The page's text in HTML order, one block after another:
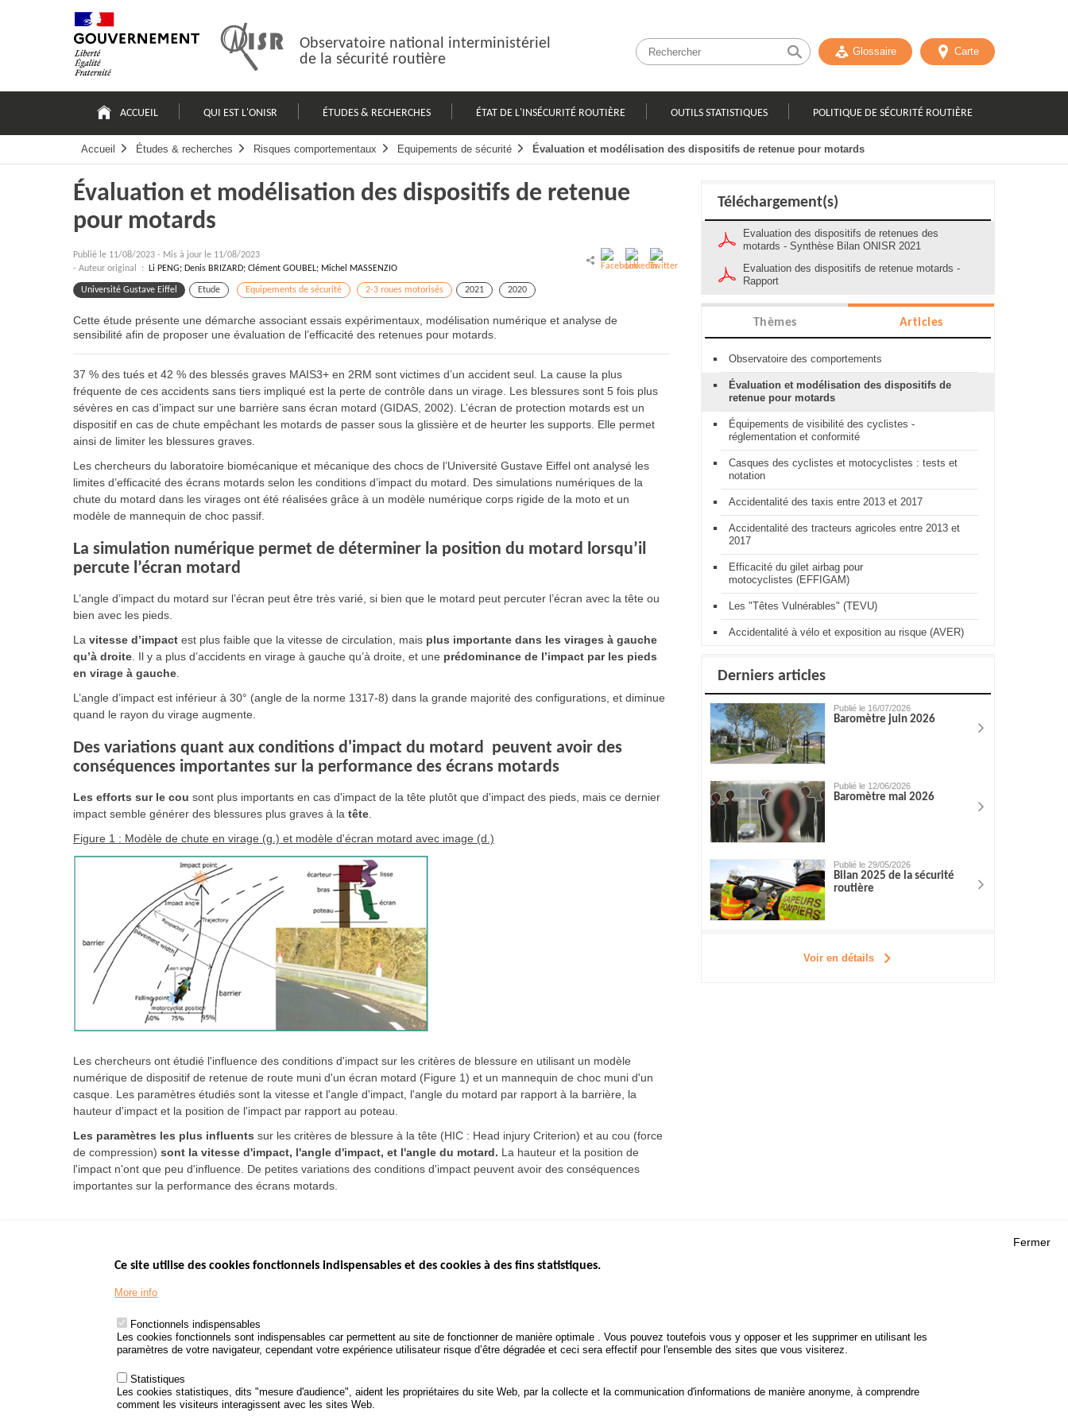
Observatoire national interministériel
de la sécurité routière
Glossaire Carte
principale
ACCUEIL QUI EST L'ONISR ÉTUDES & RECHERCHES ÉTAT DE L'INSÉCURITÉ ROUTIÈRE OUTILS STATISTIQUES POLITIQUE DE SÉCURITÉ ROUTIÈRE
Accueil Études & recherches Risques comportementaux Equipements de sécurité Évaluation et modélisation des dispositifs de retenue pour motards
Évaluation et modélisation des dispositifs de retenue
pour motards
Publié le 11/08/2023 - Mis à jour le 11/08/2023
- Auteur original : Li PENG; Denis BRIZARD; Clément GOUBEL; Michel MASSENZIO
Université Gustave Eiffel Etude Equipements de sécurité 2-3 roues motorisés 2021 2020
Cette étude présente une démarche associant essais expérimentaux, modélisation numérique et analyse de
sensibilité afin de proposer une évaluation de l’efficacité des retenues pour motards.
37 % des tués et 42 % des blessés graves MAIS3+ en 2RM sont victimes d’un accident seul. La cause la plus
fréquente de ces accidents sans tiers impliqué est la perte de contrôle dans un virage. Les blessures sont 5 fois plus
sévères en cas d’impact sur une barrière sans écran motard (GIDAS, 2002). L’écran de protection motards est un
dispositif en cas de chute empêchant les motards de passer sous la glissière et de heurter les supports. Elle permet
ainsi de limiter les blessures graves.
Les chercheurs du laboratoire biomécanique et mécanique des chocs de l’Université Gustave Eiffel ont analysé les
limites d’efficacité des écrans motards selon les conditions d’impact du motard. Des simulations numériques de la
chute du motard dans les virages ont été réalisées grâce à un modèle numérique corps rigide de la moto et un
modèle de mannequin de choc passif.
La simulation numérique permet de déterminer la position du motard lorsqu’il
percute l’écran motard
L’angle d’impact du motard sur l’écran peut être très varié, si bien que le motard peut percuter l’écran avec la tête ou
bien avec les pieds.
La vitesse d’impact est plus faible que la vitesse de circulation, mais plus importante dans les virages à gauche
qu’à droite . Il y a plus d’accidents en virage à gauche qu’à droite, et une prédominance de l’impact par les pieds
en virage à gauche
L’angle d’impact est inférieur à 30° (angle de la norme 1317-8) dans la grande majorité des configurations, et diminue
quand le rayon du virage augmente.
Des variations quant aux conditions d'impact du motard peuvent avoir des
conséquences importantes sur la performance des écrans motards
Les efforts sur le cou sont plus importants en cas d'impact de la tête plutôt que d'impact des pieds, mais ce dernier
impact semble générer des blessures plus graves à la tête
Figure 1 : Modèle de chute en virage (g.) et modèle d'écran motard avec image (d.)
Les chercheurs ont étudié l'influence des conditions d'impact sur les critères de blessure en utilisant un modèle
numérique de dispositif de retenue de route muni d'un écran motard (Figure 1) et un mannequin de choc muni d'un
casque. Les paramètres étudiés sont la vitesse et l'angle d'impact, l'angle du motard par rapport à la barrière, la
hauteur d'impact et la position de l'impact par rapport au poteau.
Les paramètres les plus influents sur les critères de blessure à la tête (HIC : Head injury Criterion) et au cou (force
de compression) sont la vitesse d'impact, l'angle d'impact, et l'angle du motard. La hauteur et la position de
l'impact n'ont que peu d'influence. De petites variations des conditions d'impact peuvent avoir des conséquences
importantes sur la performance des écrans motards.
Téléchargement(s)
Evaluation des dispositifs de retenues des
motards - Synthèse Bilan ONISR 2021
Evaluation des dispositifs de retenue motards -
Rapport
Thèmes Articles
Observatoire des comportements
Évaluation et modélisation des dispositifs de
retenue pour motards
Équipements de visibilité des cyclistes -
réglementation et conformité
Casques des cyclistes et motocyclistes : tests et
notation
Accidentalité des taxis entre 2013 et 2017
Accidentalité des tracteurs agricoles entre 2013 et
2017
Efficacité du gilet airbag pour
motocyclistes (EFFIGAM)
Les "Têtes Vulnérables" (TEVU)
Accidentalité à vélo et exposition au risque (AVER)
Derniers articles
Publié le 16/07/2026
Baromètre juin 2026
Publié le 12/06/2026
Baromètre mai 2026
Publié le 29/05/2026
Bilan 2025 de la sécurité
routière
Voir en détails
www.legifrance.gouv.fr
www.service-public.fr
Bilan annuel des infractions
ACCIDENTS DE LA ROUTE
POLITIQUE DE SÉCURITÉ
ROUTIÈRE
Fermer
Ce site utilise des cookies fonctionnels indispensables et des cookies à des fins statistiques.
More info
Fonctionnels indispensables
Les cookies fonctionnels sont indispensables car permettent au site de fonctionner de manière optimale . Vous pouvez toutefois vous y opposer et les supprimer en utilisant les
paramètres de votre navigateur, cependant votre expérience utilisateur risque d’être dégradée et ceci sera effectif pour l'ensemble des sites que vous visiterez.
Statistiques
Les cookies statistiques, dits "mesure d'audience", aident les propriétaires du site Web, par la collecte et la communication d'informations de manière anonyme, à comprendre
comment les visiteurs interagissent avec les sites Web.